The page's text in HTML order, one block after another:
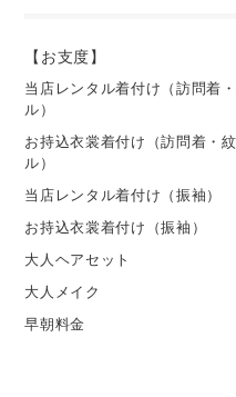
【お支度】
当店レンタル着付け（訪問着
ル）
お持込衣裳着付け（訪問着・
ル）
当店レンタル着付け（振袖）
お持込衣裳着付け（振袖）
大人ヘアセット
大人メイク
早朝料金